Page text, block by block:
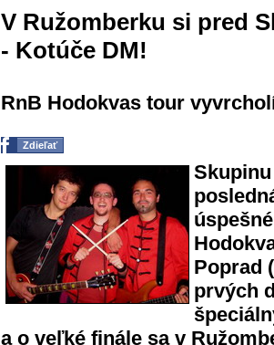
V Ružomberku si pred
- Kotúče DM!
RnB Hodokvas tour
Zdieľať
Poprad
prvých
a o veľké finále sa v